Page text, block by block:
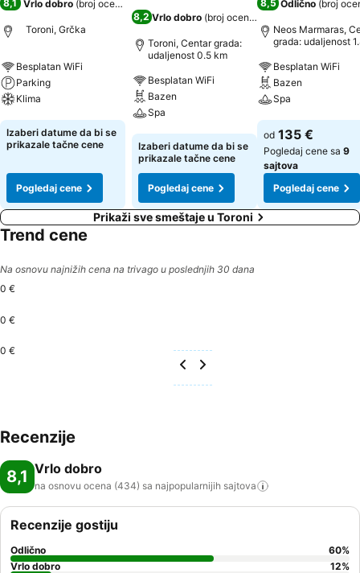
8,1 Vrlo dobro (broj ocena: 434
Toroni, Grčka
Besplatan WiFi
Parking
Klima
Pogledaj cene
Izaberi datume da bi se
prikazale tačne cene
Pogledaj cene
8,2 Vrlo dobro (broj ocena: 1.435
Toroni, Centar grada:
udaljenost 0.5 km
Besplatan WiFi
Bazen
Spa
Pogledaj cene
Izaberi datume da bi se
prikazale tačne cene
Pogledaj cene
8,5 Odlično (broj
Neos Marmaras,
grada: udaljenost
Besplatan WiFi
Bazen
Spa
Pogledaj cene
od 135 €
Pogledaj cene sa 9
sajtova
Pogledaj cene
Prikaži sve smeštaje u Toroni
Trend cene
Na osnovu najnižih cena na trivago u poslednjih 30 dana
0 €
0 €
0 €
Recenzije
8,1 Vrlo dobro
na osnovu ocena (434) sa najpopularnijih sajtova
Recenzije gostiju
Odlično 60%
Vrlo dobro
12%